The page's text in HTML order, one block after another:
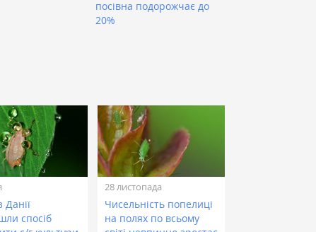
посівна подорожчає до
20%
Данії
спосіб
28 листопада
Чисельність попелиці
на полях по всьому